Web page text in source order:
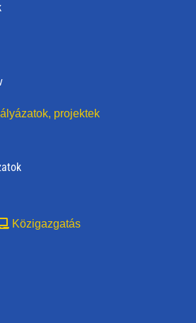
projektek
Közigazgatás